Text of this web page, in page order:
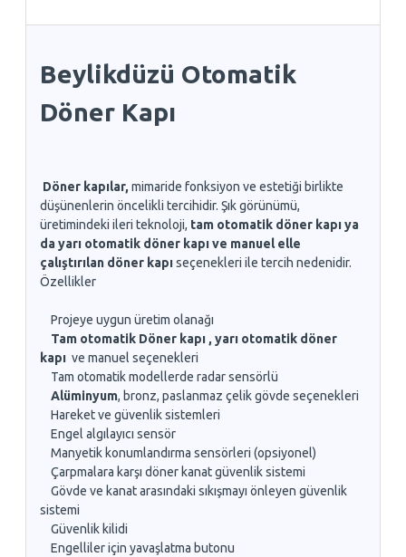
Beylikdüzü Otomatik
Döner Kapı
Döner kapılar, mimaride fonksiyon ve estetiği birlikte
düşünenlerin öncelikli tercihidir. Şık görünümü,
üretimindeki ileri teknoloji, tam otomatik döner kapı ya
da yarı otomatik döner kapı ve manuel elle
çalıştırılan döner kapıseçenekleri ile tercih nedenidir.
Özellikler
Projeye uygun üretim olanağı
Tam otomatik Döner kapı , yarı otomatik döner
kapı ve manuel seçenekleri
Tam otomatik modellerde radar sensörlü
Alüminyum, bronz, paslanmaz çelik gövde seçenekleri
Hareket ve güvenlik sistemleri
Engel algılayıcı sensör
Manyetik konumlandırma sensörleri (opsiyonel)
Çarpmalara karşı döner kanat güvenlik sistemi
Gövde ve kanat arasındaki sıkışmayı önleyen güvenlik
sistemi
Güvenlik kilidi
Engelliler için yavaşlatma butonu